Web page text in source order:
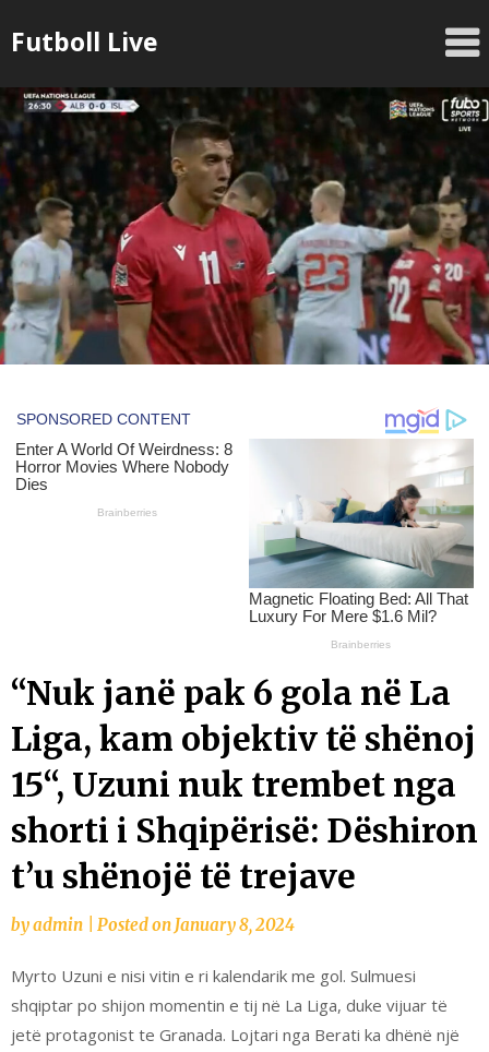
toFutboll Live
“Nuk janë pak 6 gola në La
Liga, kam objektiv të shënoj
15“, Uzuni nuk trembet nga
shorti i Shqipërisë: Dëshiron
t’u shënojë të trejave
byadmin Posted onJanuary 8, 2024
Myrto Uzuni e nisi vitin e ri kalendarik me gol. Sulmuesi
shqiptar po shijon momentin e tij në La Liga, duke vijuar të
jetë protagonist te Granada. Lojtari nga Berati ka dhënë një